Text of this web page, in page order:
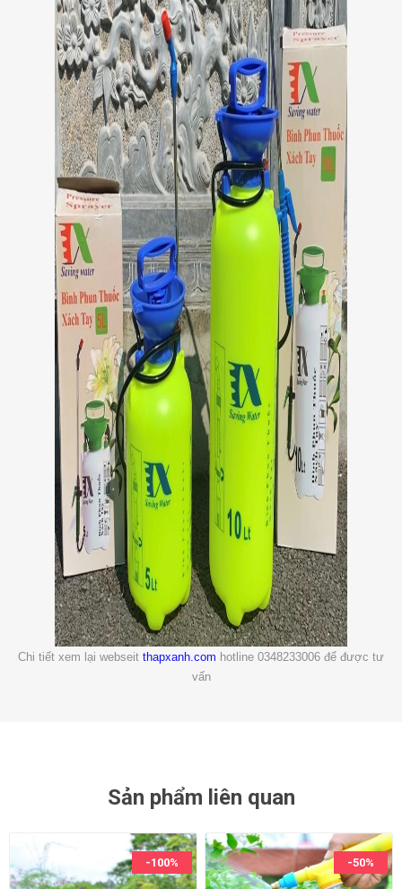
Chi tiết xem lại webseit thapxanh.com hotline 0348233006 để được tư
vấn
Sản phẩm liên quan
-100% -50%